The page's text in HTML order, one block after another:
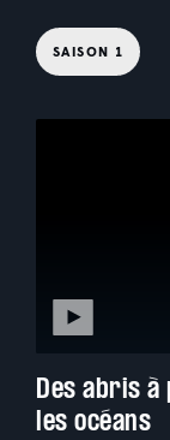
SAISON 1
Des abris
les océans